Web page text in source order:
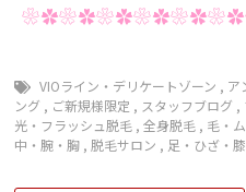
VIOライン・デリケートゾーン , ア
ング , ご新規様限定 , スタッフブログ ,
光・フラッシュ脱毛 ,全身脱毛 , 毛・
中・腕・胸 ,脱毛サロン , 足・ひざ・